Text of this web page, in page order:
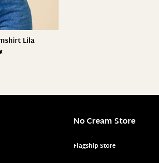
Lila
No Cream Store
Flagship Store